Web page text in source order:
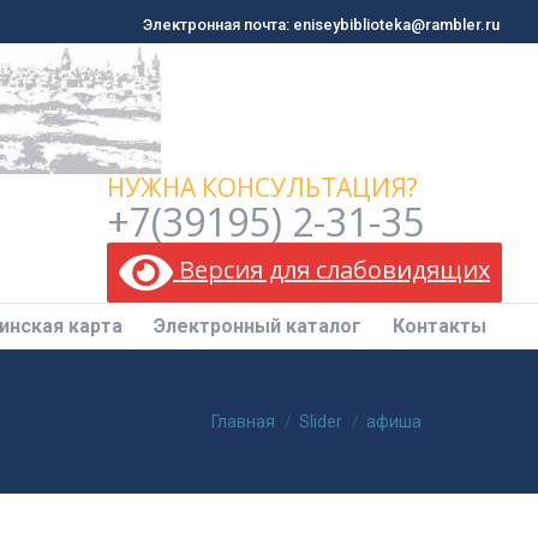
Электронная почта: eniseybiblioteka@rambler.ru
НУЖНА КОНСУЛЬТАЦИЯ?
+7(39195) 2-31-35
Версия для слабовидящих
карта Электронный каталог Контакты
Вы здесь:
Главная Slider афиша
Электронная почта: eniseybiblioteka@rambler.ru
карта Электронный каталог